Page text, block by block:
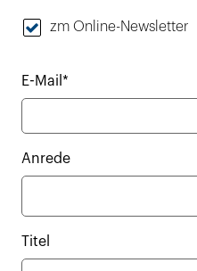
zm Online-Newsletter
E-Mail*
Anrede
Titel